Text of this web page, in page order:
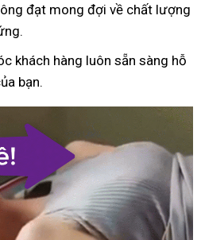
đạt mong đợi về chất lượng
khách hàng luôn sẵn sàng hỗ
bạn.